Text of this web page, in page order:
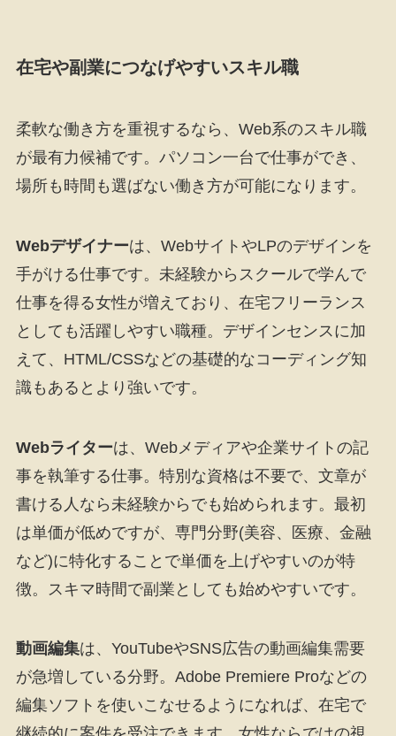
在宅や副業につなげやすいスキル職
柔軟な働き方を重視するなら、Web系のスキル職
が最有力候補です。パソコン一台で仕事ができ、
場所も時間も選ばない働き方が可能になります。
Webデザイナーは、WebサイトやLPのデザインを
手がける仕事です。未経験からスクールで学んで
仕事を得る女性が増えており、在宅フリーランス
としても活躍しやすい職種。デザインセンスに加
えて、HTML/CSSなどの基礎的なコーディング知
識もあるとより強いです。
Webライターは、Webメディアや企業サイトの記
事を執筆する仕事。特別な資格は不要で、文章が
書ける人なら未経験からでも始められます。最初
は単価が低めですが、専門分野(美容、医療、金融
など)に特化することで単価を上げやすいのが特
徴。スキマ時間で副業としても始めやすいです。
動画編集は、YouTubeやSNS広告の動画編集需要
が急増している分野。Adobe Premiere Proなどの
編集ソフトを使いこなせるようになれば、在宅で